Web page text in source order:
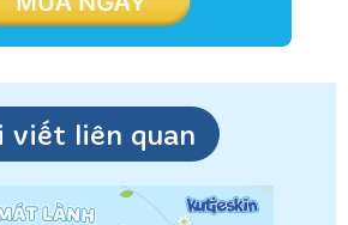
viết liên quan